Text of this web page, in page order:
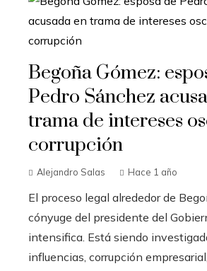
Begoña Gómez:
Pedro Sánchez
trama de intereses
corrupción
Alejandro Salas Hace 1 año
El proceso legal alrededor de
cónyuge del presidente del
intensifica. Está siendo
influencias, corrupción